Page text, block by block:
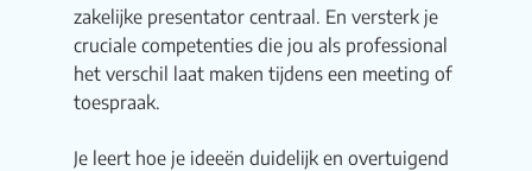
zakelijke presentator centraal. En versterk je
cruciale competenties die jou als professional
het verschil laat maken tijdens een meeting of
toespraak.
Je leert hoe je ideeën duidelijk en overtuigend